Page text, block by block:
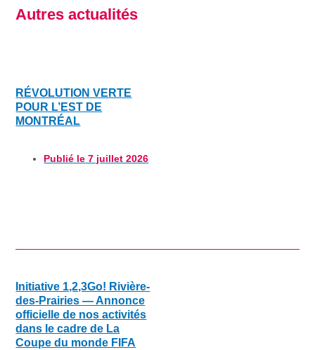
Autres actualités
RÉVOLUTION VERTE
POUR L’EST DE
MONTRÉAL
Publié le 7 juillet 2026
Initiative 1,2,3Go! Rivière-
des-Prairies — Annonce
officielle de nos activités
dans le cadre de La
Coupe du monde FIFA